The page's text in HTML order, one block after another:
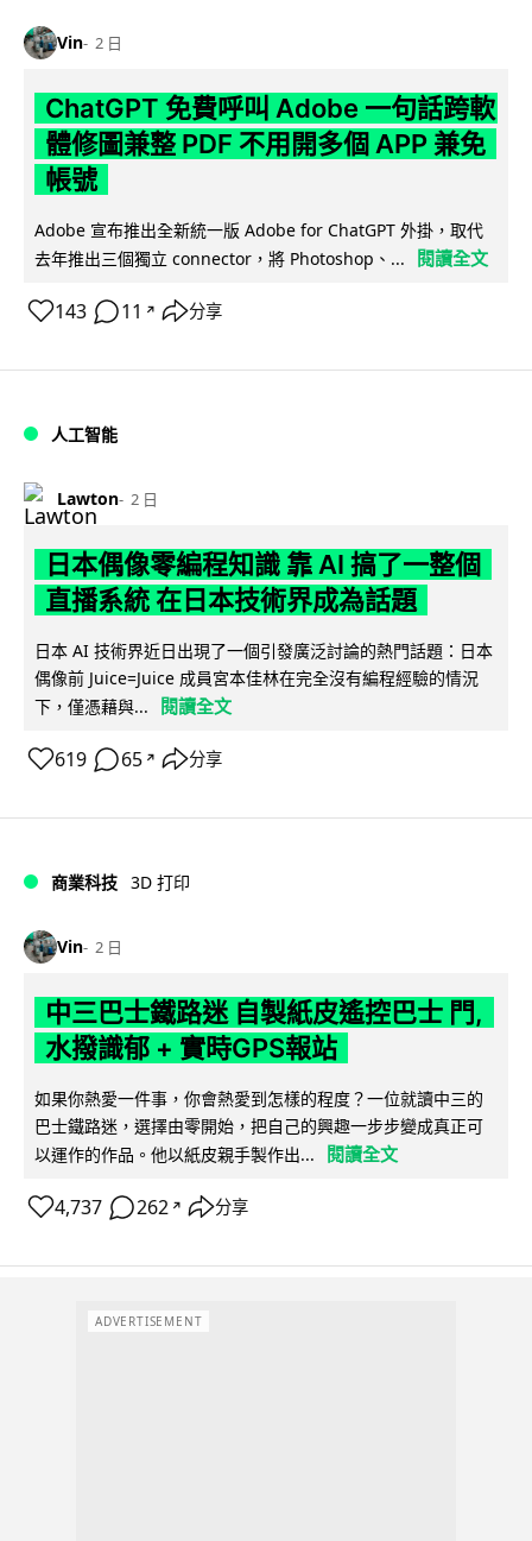
Vin 2 日
ChatGPT 免費呼叫 Adobe 一句話跨軟
體修圖兼整 PDF 不用開多個 APP 兼免
帳號
Adobe 宣布推出全新統一版 Adobe for ChatGPT 外掛，取代
去年推出三個獨立 connector，將 Photoshop、...
閱讀全文
143 11 ↗ 分享
人工智能
Lawton 2 日
日本偶像零編程知識 靠 AI 搞了一整個
直播系統 在日本技術界成為話題
日本 AI 技術界近日出現了一個引發廣泛討論的熱門話題：日本
偶像前 Juice=Juice 成員宮本佳林在完全沒有編程經驗的情況
下，僅憑藉與...
閱讀全文
619 65 ↗ 分享
商業科技 3D 打印
Vin 2 日
中三巴士鐵路迷 自製紙皮遙控巴士 門,
水撥識郁 + 實時GPS報站
如果你熱愛一件事，你會熱愛到怎樣的程度？一位就讀中三的
巴士鐵路迷，選擇由零開始，把自己的興趣一步步變成真正可
以運作的作品。他以紙皮親手製作出...
閱讀全文
4,737 262 ↗ 分享
ADVERTISEMENT